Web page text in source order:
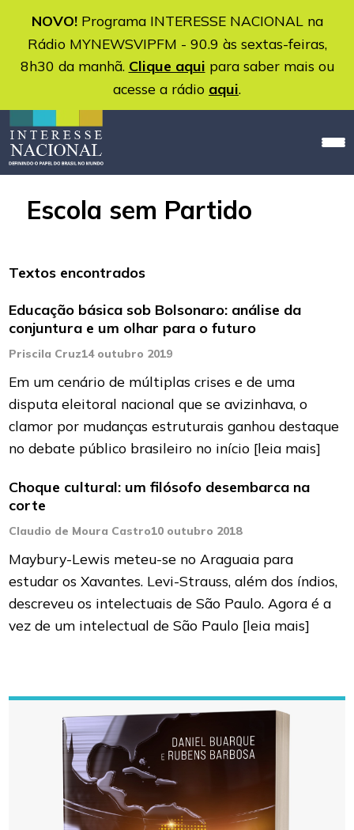
NOVO!Programa INTERESSE NACIONAL na
Rádio MYNEWSVIPFM - 90.9 às sextas-feiras,
8h30 da manhã. Clique aqui para saber mais ou
acesse a rádio aqui.
Escola sem Partido
Textos encontrados
Educação básica sob Bolsonaro: análise da
conjuntura e um olhar para o futuro
Priscila Cruz14 outubro 2019
Em um cenário de múltiplas crises e de uma
disputa eleitoral nacional que se avizinhava, o
clamor por mudanças estruturais ganhou destaque
no debate público brasileiro no início [leia mais]
Choque cultural: um filósofo desembarca na
corte
Claudio de Moura Castro10 outubro 2018
Maybury-Lewis meteu-se no Araguaia para
estudar os Xavantes. Levi-Strauss, além dos índios,
descreveu os intelectuais de São Paulo. Agora é a
vez de um intelectual de São Paulo [leia mais]